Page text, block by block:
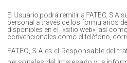
El Usuario podrá remitir a FATEC, S.A
personal a través de los formularios
disponibles en el ¨«sitio web», así
convencionales como el teléfono,
FATEC, S.A es el Responsable del